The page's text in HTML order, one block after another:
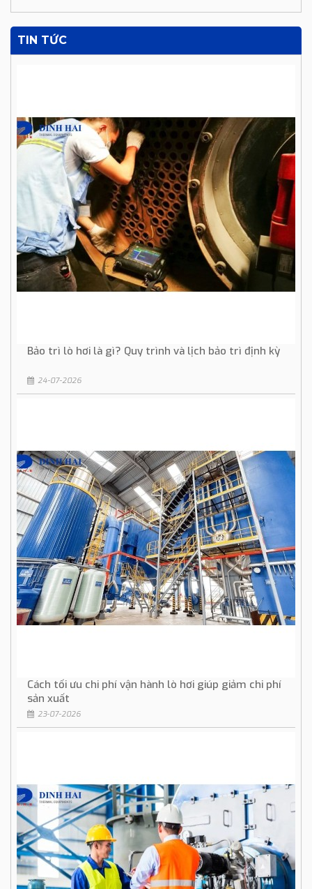
TIN TỨC
Bảo trì lò hơi là gì? Quy trình và lịch bảo trì định kỳ
24-07-2026
Cách tối ưu chi phí vận hành lò hơi giúp giảm chi phí
sản xuất
23-07-2026